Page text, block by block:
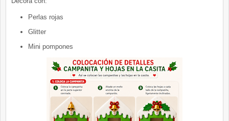
Perlas rojas
Glitter
Mini pompones